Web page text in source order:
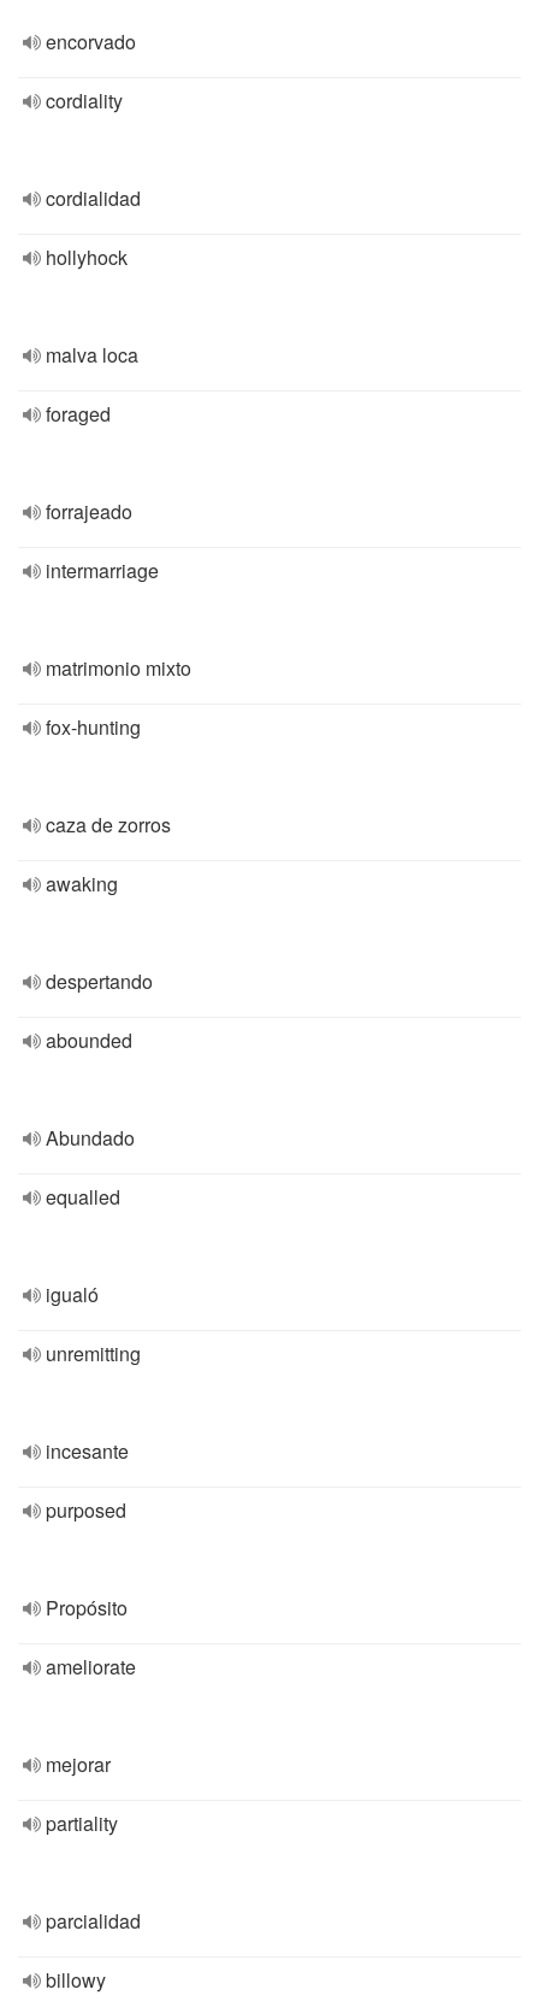
encorvado
cordiality
cordialidad
hollyhock
malva loca
foraged
forrajeado
intermarriage
matrimonio mixto
fox-hunting
caza de zorros
awaking
despertando
abounded
Abundado
equalled
igualó
unremitting
incesante
purposed
Propósito
ameliorate
mejorar
partiality
parcialidad
billowy